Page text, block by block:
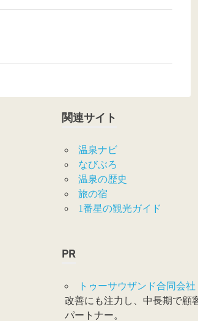
関連サイト
温泉ナビ
なびぶろ
温泉の歴史
旅の宿
1番星の観光ガイド
PR
トゥーサウザンド合同会社
改善にも注力し、中長期で顧
パートナー。